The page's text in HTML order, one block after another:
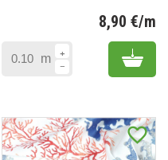
cart
8,90 €/m
m Add
favorite_border